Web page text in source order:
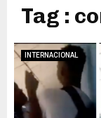
Tag :
INTERNACIONAL